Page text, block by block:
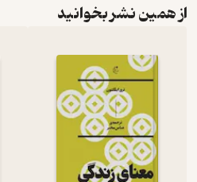
از همین نشر بخوانید